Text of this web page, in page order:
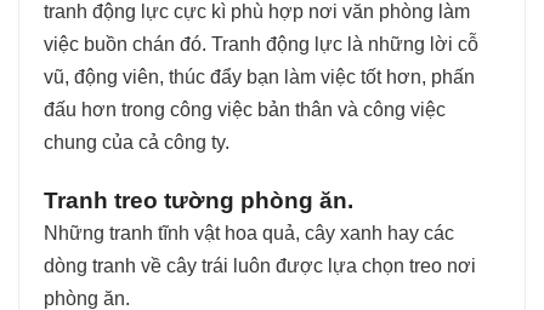
tranh động lực cực kì phù hợp nơi văn phòng làm
việc buồn chán đó. Tranh động lực là những lời cỗ
vũ, động viên, thúc đẩy bạn làm việc tốt hơn, phấn
đấu hơn trong công việc bản thân và công việc
chung của cả công ty.
Tranh treo tường phòng ăn.
Những tranh tĩnh vật hoa quả, cây xanh hay các
dòng tranh về cây trái luôn được lựa chọn treo nơi
phòng ăn.